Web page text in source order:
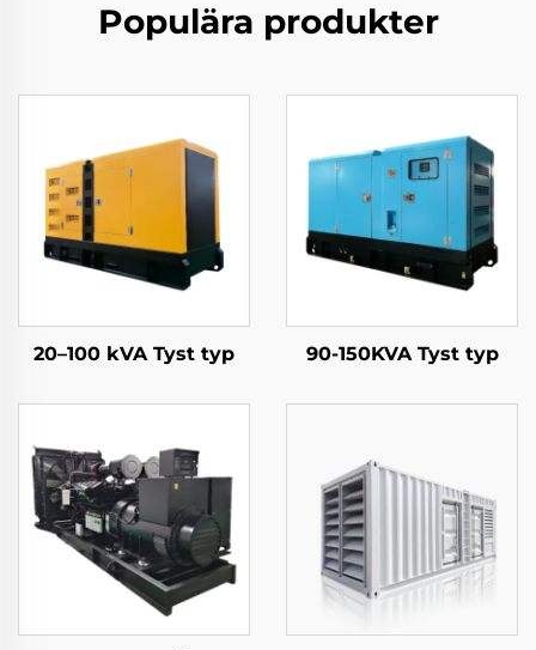
Populära produkter
20–100 kVA Tyst typ 90-150KVA Tyst typ